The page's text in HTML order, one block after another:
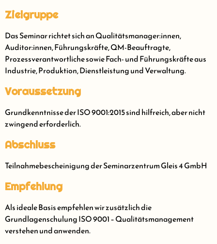
Zielgruppe
Das Seminar richtet sich an Qualitätsmanager:innen,
Auditor:innen, Führungskräfte, QM-Beauftragte,
Prozessverantwortliche sowie Fach- und Führungskräfte aus
Industrie, Produktion, Dienstleistung und Verwaltung.
Voraussetzung
Grundkenntnisse der ISO 9001:2015 sind hilfreich, aber nicht
zwingend erforderlich.
Abschluss
Teilnahmebescheinigung der Seminarzentrum Gleis 4 GmbH
Empfehlung
Als ideale Basis empfehlen wir zusätzlich die
Grundlagenschulung ISO 9001 – Qualitätsmanagement
verstehen und anwenden.